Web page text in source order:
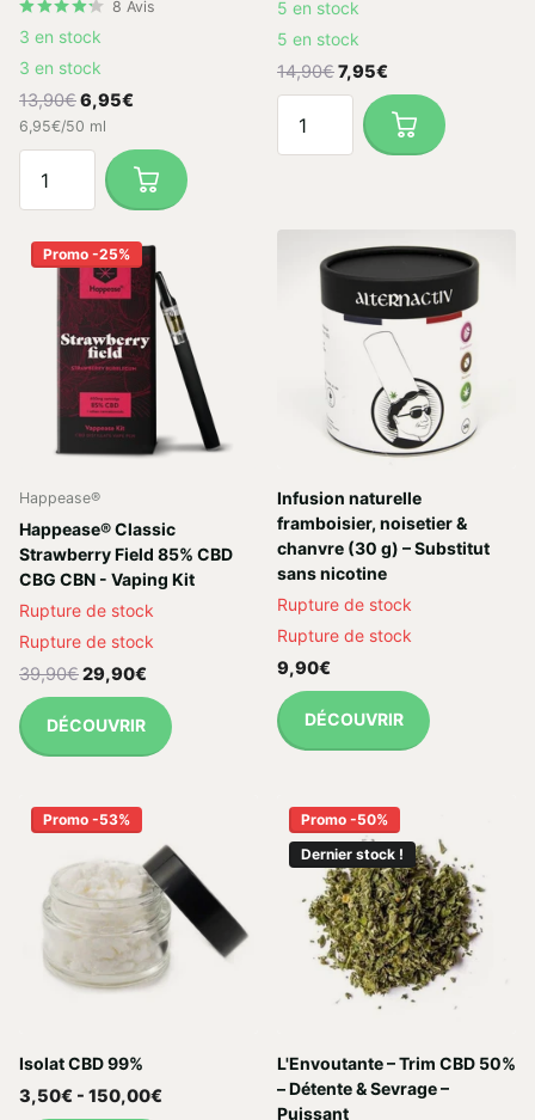
8 Avis
3 en stock
3 en stock
13,90€6,95€
6,95€/50 ml
5 en stock
5 en stock
14,90€7,95€
Promo -25%
Happease®
Happease® Classic
Strawberry Field 85% CBD
CBG CBN - Vaping Kit
Rupture de stock
Rupture de stock
39,90€29,90€
DÉCOUVRIR
Infusion naturelle
framboisier, noisetier &
chanvre (30 g) – Substitut
sans nicotine
Rupture de stock
Rupture de stock
9,90€
DÉCOUVRIR
Promo -53%
Isolat CBD 99%
3,50€ - 150,00€
Promo -50%
Dernier stock !
L'Envoutante – Trim CBD 50%
– Détente & Sevrage –
Puissant